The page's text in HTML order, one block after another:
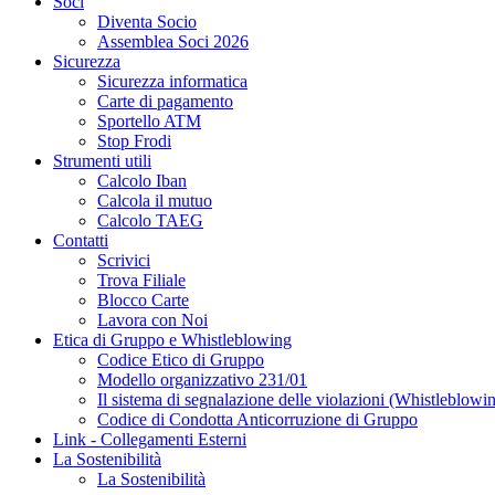
Diventa Socio
Assemblea Soci 2026
Sicurezza
Sicurezza informatica
Carte di pagamento
Sportello ATM
Stop Frodi
Strumenti utili
Calcolo Iban
Calcola il mutuo
Calcolo TAEG
Contatti
Scrivici
Trova Filiale
Blocco Carte
Lavora con Noi
Etica di Gruppo e Whistleblowing
Codice Etico di Gruppo
Modello organizzativo 231/01
Il sistema di segnalazione delle violazioni
Codice di Condotta Anticorruzione di Gruppo
Link - Collegamenti Esterni
La Sostenibilità
La Sostenibilità